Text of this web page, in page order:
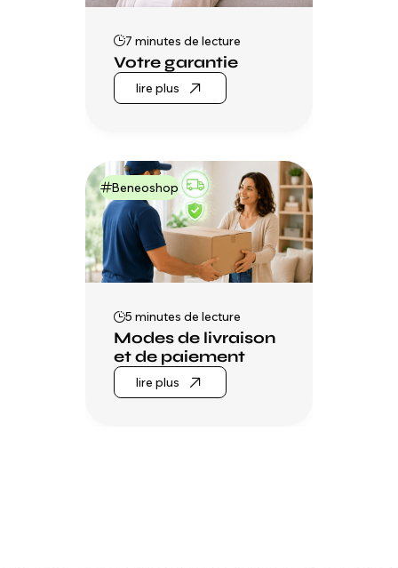
7 minutes de lecture
Votre garantie
lire plus
Beneoshop
5 minutes de lecture
Modes de livraison
et de paiement
lire plus